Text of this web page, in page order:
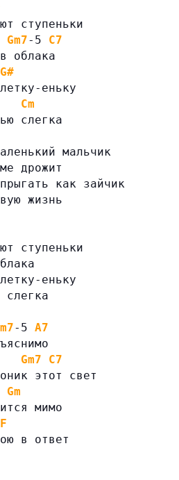
ступеньки
Gm7-5 C7
облака
G#
еньку
Cm
слегка
мальчик
дрожит
как зайчик
жизнь
ступеньки
еньку
слегка
-5 A7
Gm7
C7
этот свет
Gm
мимо
F
в ответ